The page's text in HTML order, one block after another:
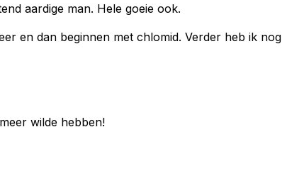
aardige man. Hele goeie ook.
en dan beginnen met chlomid. Verder heb ik nog
wilde hebben!